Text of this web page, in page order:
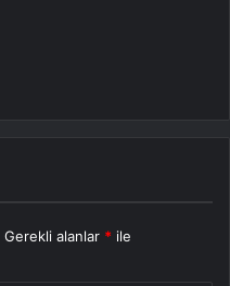
Gerekli alanlar * ile